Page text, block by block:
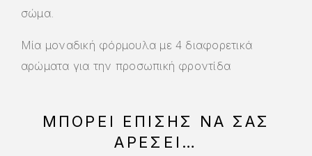
σώμα.
Μία μοναδική φόρμουλα με 4 διαφορετικά
αρώματα για την προσωπική φροντίδα
ΜΠΟΡΕΊ ΕΠΊΣΗΣ ΝΑ ΣΑΣ
ΑΡΈΣΕΙ…